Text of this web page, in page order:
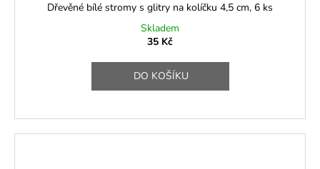
Dřevěné bílé stromy s glitry na kolíčku 4,5 cm, 6 ks
Skladem
35 Kč
DO KOŠÍKU